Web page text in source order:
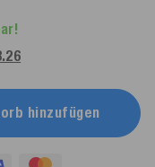
hinzufügen